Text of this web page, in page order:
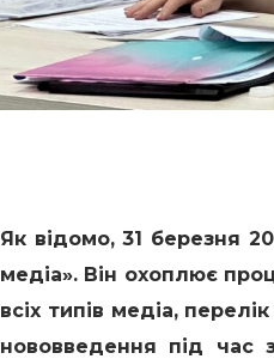
Як відомо, 31 березня
медіа». Він охоплює
всіх типів медіа,
нововведення під час